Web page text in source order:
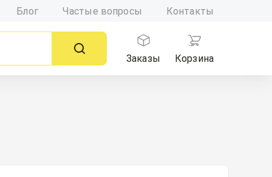
Блог Частые вопросы Контакты
Заказы
Корзина